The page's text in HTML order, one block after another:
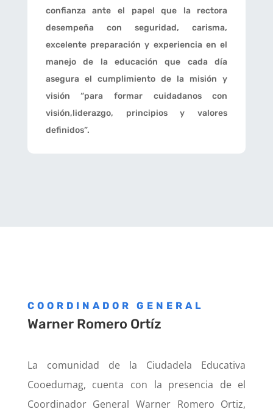
confianza ante el papel que la rectora
desempeña con seguridad, carisma,
excelente preparación y experiencia en el
manejo de la educación que cada día
asegura el cumplimiento de la misión y
visión “para formar cuidadanos con
visión,liderazgo, principios y valores
definidos”.
COORDINADOR GENERAL
Warner Romero Ortíz
La comunidad de la Ciudadela Educativa
Cooedumag, cuenta con la presencia de el
Coordinador General Warner Romero Ortiz,